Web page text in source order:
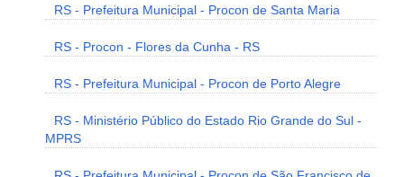
RS - Prefeitura Municipal - Procon de Santa Maria
RS - Procon - Flores da Cunha - RS
RS - Prefeitura Municipal - Procon de Porto Alegre
RS - Ministério Público do Estado Rio Grande do Sul -
MPRS